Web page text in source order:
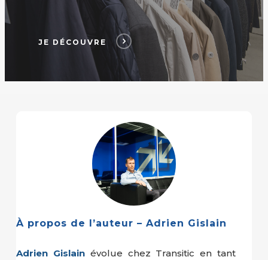
JE DÉCOUVRE
À propos de l’auteur – Adrien Gislain
Adrien Gislainévolue chez Transitic en tant